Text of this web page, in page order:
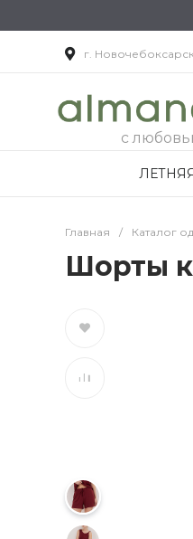
г.
с
Главная / Каталог
Шорты